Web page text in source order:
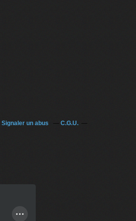
Signaler un abus
C.G.U.